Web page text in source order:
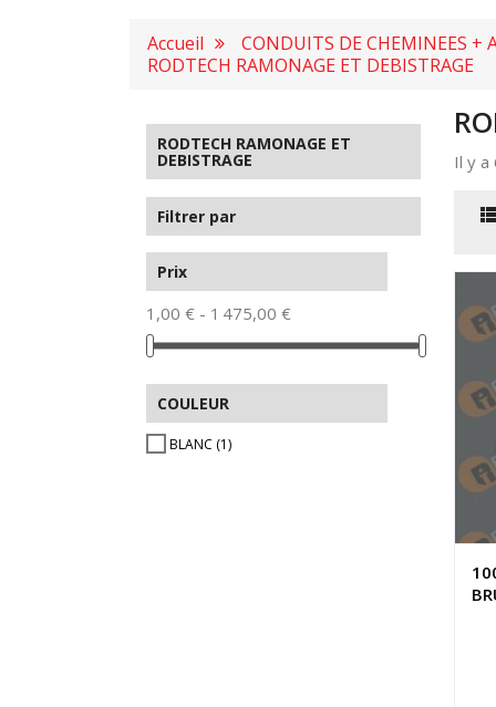
Accueil
CONDUITS DE CHEMINEES +
RODTECH RAMONAGE ET DEBISTRAGE
RODTECH RAMONAGE ET
DEBISTRAGE
Filtrer par
Prix
1,00 € - 1 475,00 €
COULEUR
BLANC (1)
Il y a